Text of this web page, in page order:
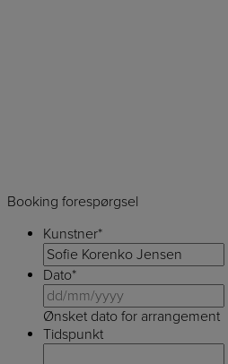
Booking forespørgsel
Kunstner*
Dato*
Ønsket dato for arrangement
Tidspunkt